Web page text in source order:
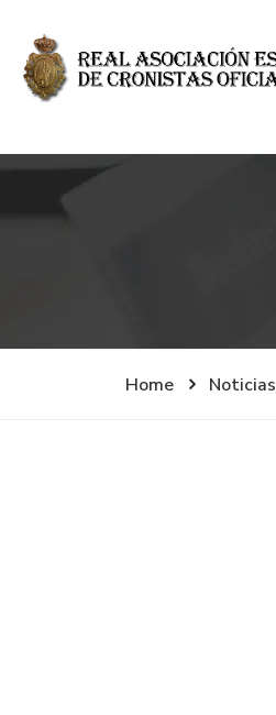
Home Noticias